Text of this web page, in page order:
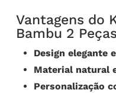
Vantagens do
Bambu 2 Peças
Design elegante
Material natural
Personalização